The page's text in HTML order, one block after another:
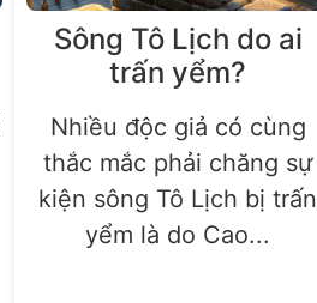
Sông Tô Lịch do ai
trấn yểm?
Nhiều độc giả có cùng
thắc mắc phải chăng sự
kiện sông Tô Lịch bị trấn
yểm là do Cao...